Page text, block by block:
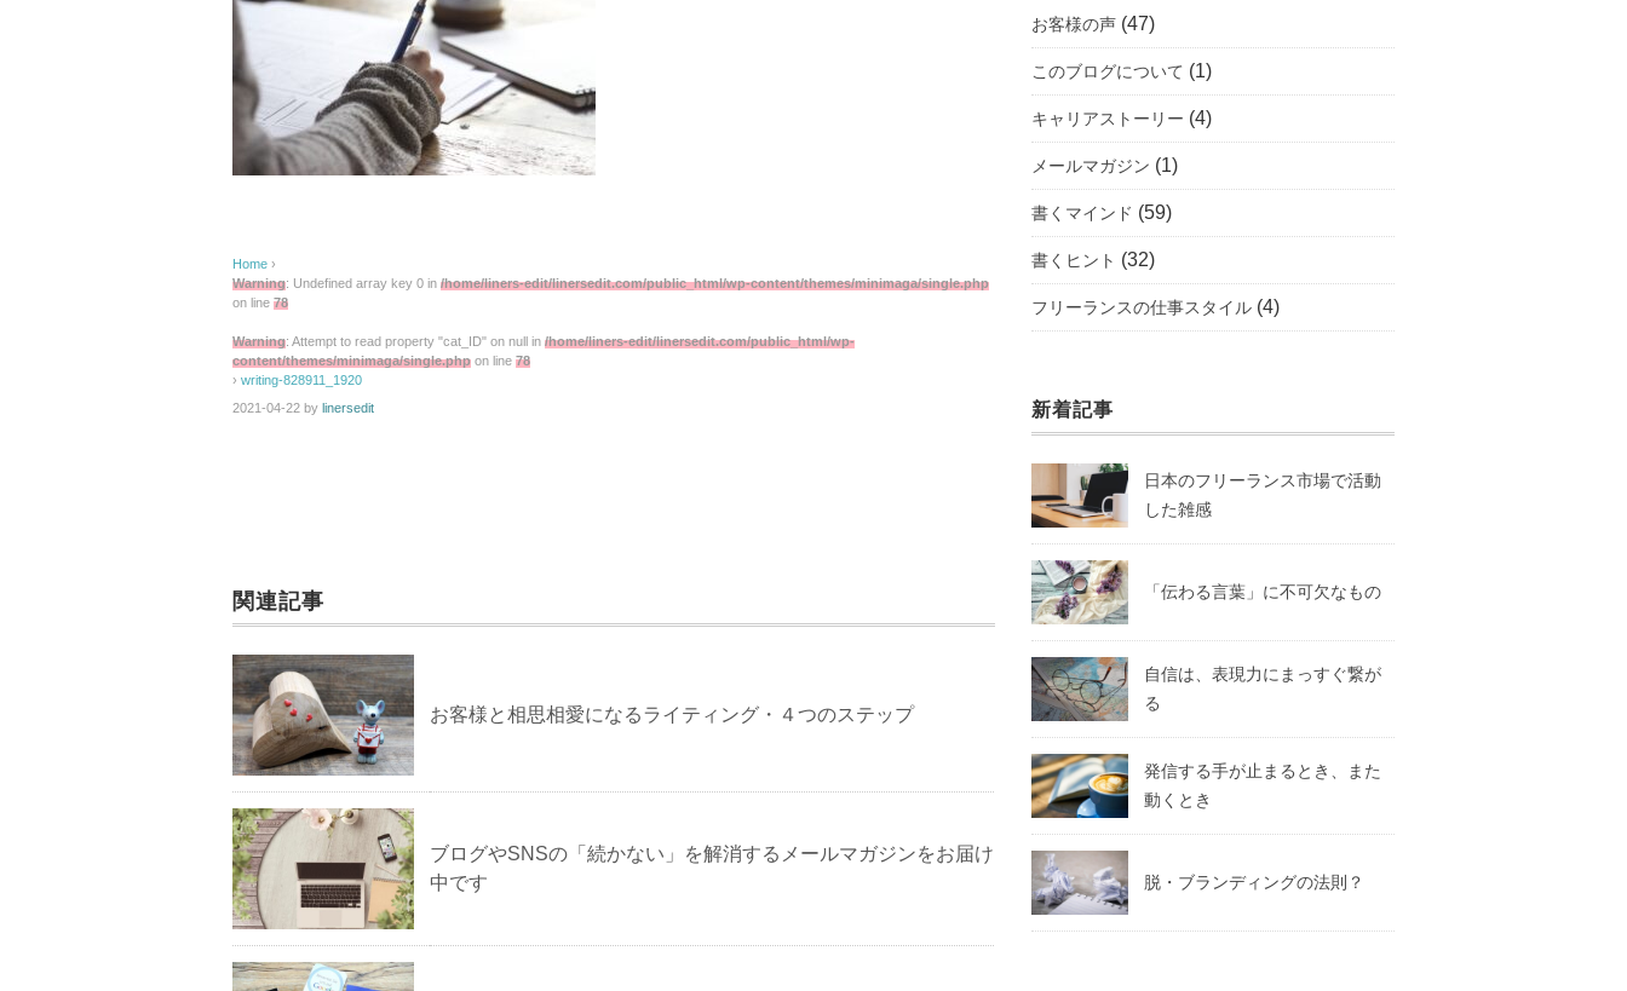
Home ›
Warning: Undefined array key 0 in /home/liners-edit/linersedit.com/public_html/wp-content/themes/minimaga/single.php
on line 78
Warning: Attempt to read property "cat_ID" on null in /home/liners-edit/linersedit.com/public_html/wp-
content/themes/minimaga/single.php on line 78
› writing-828911_1920
2021-04-22 by linersedit
関連記事
お客様と相思相愛になるライティング・４つのステップ
ブログやSNSの「続かない」を解消するメールマガジンをお届け
中です
お客様の声 (47)
このブログについて (1)
キャリアストーリー (4)
メールマガジン (1)
書くマインド (59)
書くヒント (32)
フリーランスの仕事スタイル (4)
新着記事
日本のフリーランス市場で活動
した雑感
「伝わる言葉」に不可欠なもの
自信は、表現力にまっすぐ繋が
る
発信する手が止まるとき、また
動くとき
脱・ブランディングの法則？